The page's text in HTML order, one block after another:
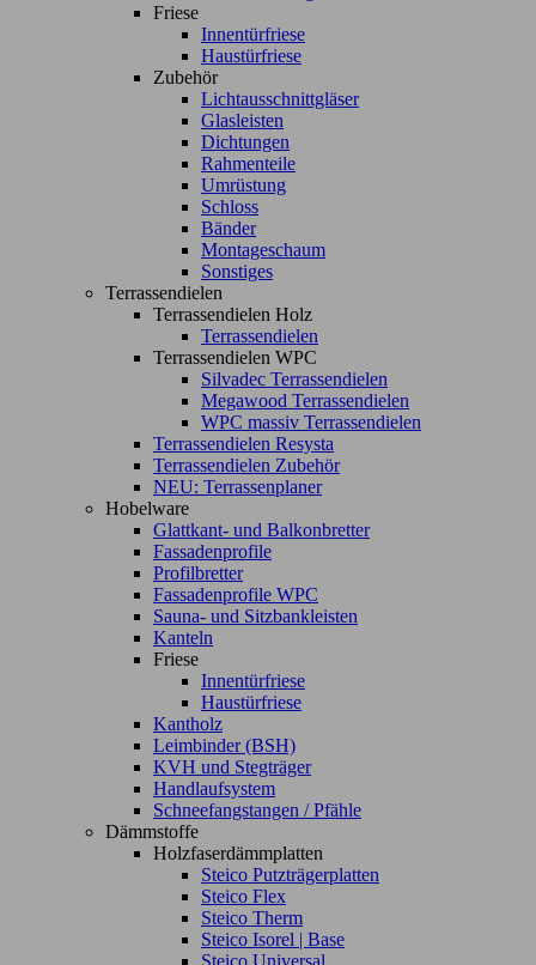
Friese
Innentürfriese
Haustürfriese
Zubehör
Lichtausschnittgläser
Glasleisten
Dichtungen
Rahmenteile
Umrüstung
Schloss
Bänder
Montageschaum
Sonstiges
Terrassendielen
Terrassendielen Holz
Terrassendielen
Terrassendielen WPC
Silvadec Terrassendielen
Megawood Terrassendielen
WPC massiv Terrassendielen
Terrassendielen Resysta
Terrassendielen Zubehör
NEU: Terrassenplaner
Hobelware
Glattkant- und Balkonbretter
Fassadenprofile
Profilbretter
Fassadenprofile WPC
Sauna- und Sitzbankleisten
Kanteln
Friese
Innentürfriese
Haustürfriese
Kantholz
Leimbinder (BSH)
KVH und Stegträger
Handlaufsystem
Schneefangstangen / Pfähle
Dämmstoffe
Holzfaserdämmplatten
Steico Putzträgerplatten
Steico Flex
Steico Therm
Steico Isorel | Base